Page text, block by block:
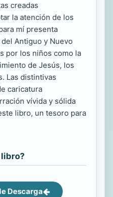
creadas
la atención de los
mí presenta
Antiguo y Nuevo
por los niños como la
de Jesús, los
Las distintivas
caricatura
vívida y sólida
libro, un tesoro para
Descarga